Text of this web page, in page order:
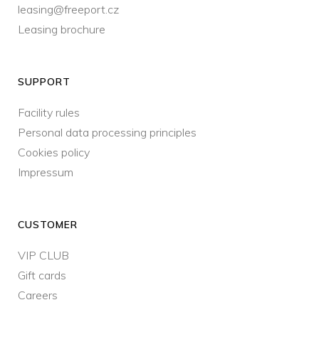
leasing@freeport.cz
Leasing brochure
SUPPORT
Facility rules
Personal data processing principles
Cookies policy
Impressum
CUSTOMER
VIP CLUB
Gift cards
Careers